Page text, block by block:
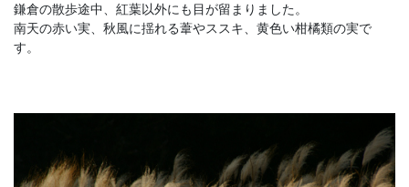
鎌倉の散歩途中、紅葉以外にも目が留まりました。
南天の赤い実、秋風に揺れる葦やススキ、黄色い柑橘類の実で
す。